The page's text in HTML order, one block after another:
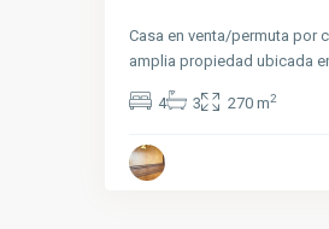
Casa en venta/permuta por
amplia propiedad ubicada
4 3 270 m2